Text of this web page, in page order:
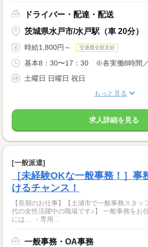
ドライバー・配達・配送
茨城県水戸市/水戸駅（車 20分）
時給1,800円～ 交通費全額支給
基本8：30〜17：30 ※各実働8時間
土曜日 日曜日 祝日
もっと見る
求人詳細を見る
[一般派遣]
［未経験OKな一般事務！］事
けるチャンス！
【長期のお仕事】【土浦市で一般事務スタッ
代の女性活躍中の職場です♪】 一般事務をお任せします。 ◆具体的
には… ・専用...
一般事務・OA事務